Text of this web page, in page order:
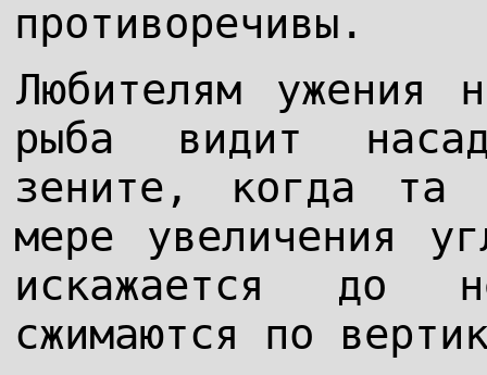
противоречивы.
Любителям ужения
рыба видит
зените, когда
мере увеличения
искажается до
сжимаются по